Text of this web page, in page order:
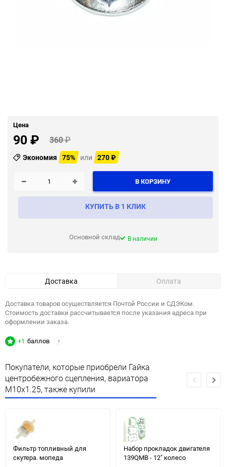
Цена
90₽ 360₽
Экономия 75% или 270₽
В КОРЗИНУ
КУПИТЬ В 1 КЛИК
Основной склад В наличии
Доставка Оплата
Доставка товаров осуществляется Почтой России и СДЭКом.
Стоимость доставки рассчитывается после указания адреса при
оформлении заказа.
+1 баллов ?
Покупатели, которые приобрели Гайка
центробежного сцепления, вариатора
М10х1.25, также купили
Фильтр топливный для
скутера. мопеда
Набор прокладок двигателя
139QMB - 12" колесо